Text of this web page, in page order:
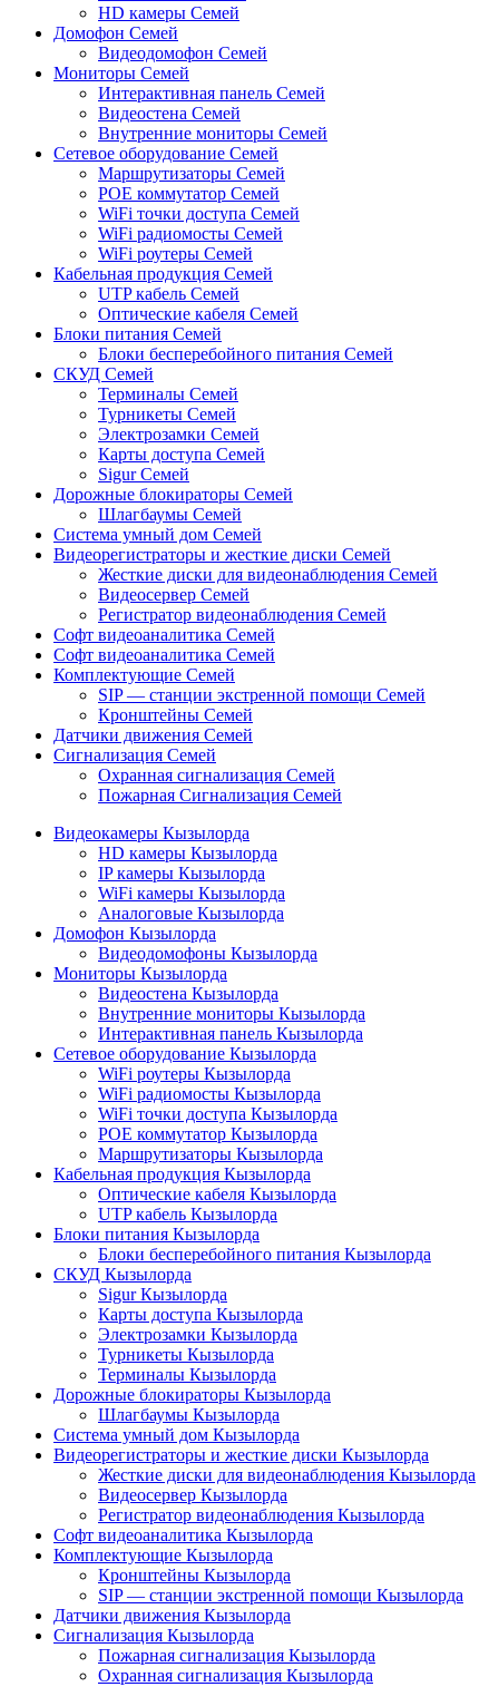
HD камеры Семей
Домофон Семей
Видеодомофон Семей
Мониторы Семей
Интерактивная панель Семей
Видеостена Семей
Внутренние мониторы Семей
Сетевое оборудование Семей
Маршрутизаторы Семей
POE коммутатор Семей
WiFi точки доступа Семей
WiFi радиомосты Семей
WiFi роутеры Семей
Кабельная продукция Семей
UTP кабель Семей
Оптические кабеля Семей
Блоки питания Семей
Блоки бесперебойного питания Семей
СКУД Семей
Терминалы Семей
Турникеты Семей
Электрозамки Семей
Карты доступа Семей
Sigur Семей
Дорожные блокираторы Семей
Шлагбаумы Семей
Система умный дом Семей
Видеорегистраторы и жесткие диски Семей
Жесткие диски для видеонаблюдения Семей
Видеосервер Семей
Регистратор видеонаблюдения Семей
Софт видеоаналитика Семей
Софт видеоаналитика Семей
Комплектующие Семей
SIP — станции экстренной помощи Семей
Кронштейны Семей
Датчики движения Семей
Сигнализация Семей
Охранная сигнализация Семей
Пожарная Сигнализация Семей
Видеокамеры Кызылорда
HD камеры Кызылорда
IP камеры Кызылорда
WiFi камеры Кызылорда
Аналоговые Кызылорда
Домофон Кызылорда
Видеодомофоны Кызылорда
Мониторы Кызылорда
Видеостена Кызылорда
Внутренние мониторы Кызылорда
Интерактивная панель Кызылорда
Сетевое оборудование Кызылорда
WiFi роутеры Кызылорда
WiFi радиомосты Кызылорда
WiFi точки доступа Кызылорда
POE коммутатор Кызылорда
Маршрутизаторы Кызылорда
Кабельная продукция Кызылорда
Оптические кабеля Кызылорда
UTP кабель Кызылорда
Блоки питания Кызылорда
Блоки бесперебойного питания Кызылорда
СКУД Кызылорда
Sigur Кызылорда
Карты доступа Кызылорда
Электрозамки Кызылорда
Турникеты Кызылорда
Терминалы Кызылорда
Дорожные блокираторы Кызылорда
Шлагбаумы Кызылорда
Система умный дом Кызылорда
Видеорегистраторы и жесткие диски Кызылорда
Жесткие диски для видеонаблюдения Кызылорда
Видеосервер Кызылорда
Регистратор видеонаблюдения Кызылорда
Софт видеоаналитика Кызылорда
Комплектующие Кызылорда
Кронштейны Кызылорда
SIP — станции экстренной помощи Кызылорда
Датчики движения Кызылорда
Сигнализация Кызылорда
Пожарная сигнализация Кызылорда
Охранная сигнализация Кызылорда